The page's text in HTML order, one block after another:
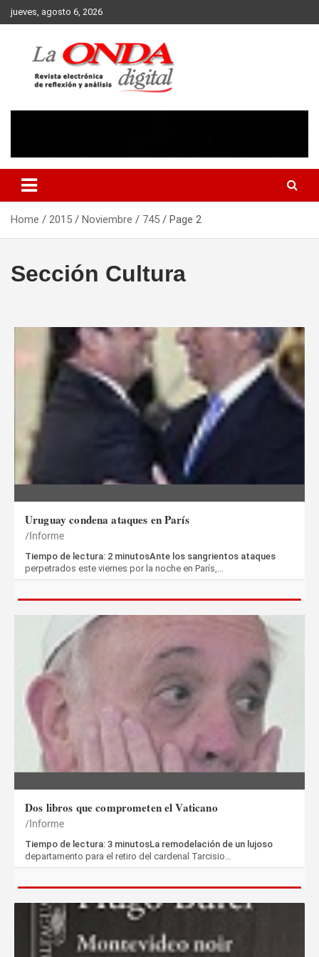
Skip
to
jueves, agosto 6, 2026
Home 2015 Noviembre 745 Page 2
Uruguay condena ataques en París
Informe
Tiempo de lectura: 2 minutosAnte los sangrientos ataques
perpetrados este viernes por la noche en París,…
Dos libros que comprometen el Vaticano
Informe
Tiempo de lectura: 3 minutosLa remodelación de un lujoso
departamento para el retiro del cardenal Tarcisio…